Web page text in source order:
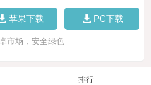
苹果下载 PC下载
市场，安全绿色
排行